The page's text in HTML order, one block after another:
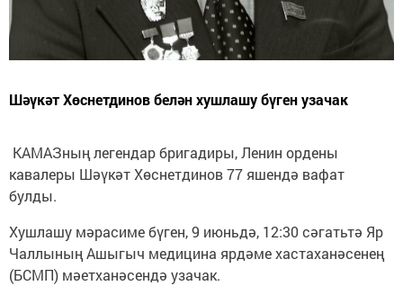
Шәүкәт Хөснетдинов белән хушлашу бүген узачак
КАМАЗның легендар бригадиры, Ленин ордены
кавалеры Шәүкәт Хөснетдинов 77 яшендә вафат
булды.
Хушлашу мәрасиме бүген, 9 июньдә, 12:30 сәгатьтә Яр
Чаллының Ашыгыч медицина ярдәме хастаханәсенең
(БСМП) мәетханәсендә узачак.